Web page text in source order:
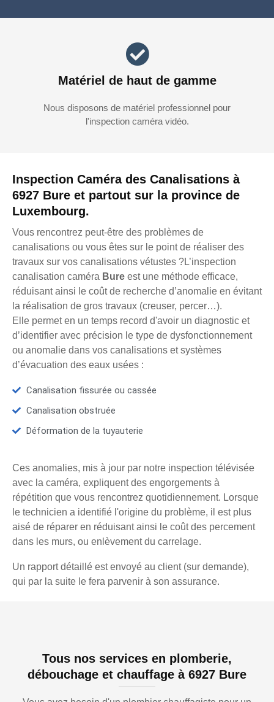
Inspection Caméra des Canalisations à
6927 Bure et partout sur la province de
Luxembourg.
Vous rencontrez peut-être des problèmes de
canalisations ou vous êtes sur le point de réaliser des
travaux sur vos canalisations vétustes ?L’inspection
canalisation caméra Bure est une méthode efficace,
réduisant ainsi le coût de recherche d’anomalie en évitant
la réalisation de gros travaux (creuser, percer…).
Elle permet en un temps record d'avoir un diagnostic et
d’identifier avec précision le type de dysfonctionnement
ou anomalie dans vos canalisations et systèmes
d’évacuation des eaux usées :
Canalisation fissurée ou cassée
Canalisation obstruée
Déformation de la tuyauterie
Ces anomalies, mis à jour par notre inspection télévisée
avec la caméra, expliquent des engorgements à
répétition que vous rencontrez quotidiennement. Lorsque
le technicien a identifié l'origine du problème, il est plus
aisé de réparer en réduisant ainsi le coût des percement
dans les murs, ou enlèvement du carrelage.
Un rapport détaillé est envoyé au client (sur demande),
qui par la suite le fera parvenir à son assurance.
Matériel de haut de gamme
Nous disposons de matériel professionnel pour
l'inspection caméra vidéo.
Tous nos services en plomberie,
débouchage et chauffage à 6927 Bure